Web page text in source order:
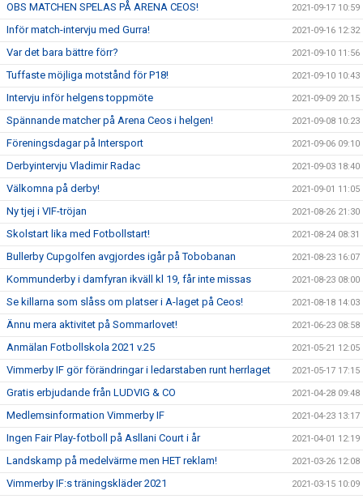
OBS MATCHEN SPELAS PÅ ARENA CEOS! 2021-09-17 10:59
Inför match-intervju med Gurra! 2021-09-16 12:32
Var det bara bättre förr? 2021-09-10 11:56
Tuffaste möjliga motstånd för P18! 2021-09-10 10:43
Intervju inför helgens toppmöte 2021-09-09 20:15
Spännande matcher på Arena Ceos i helgen! 2021-09-08 10:23
Föreningsdagar på Intersport 2021-09-06 09:10
Derbyintervju Vladimir Radac 2021-09-03 18:40
Välkomna på derby! 2021-09-01 11:05
Ny tjej i VIF-tröjan 2021-08-26 21:30
Skolstart lika med Fotbollstart! 2021-08-24 08:31
Bullerby Cupgolfen avgjordes igår på Tobobanan 2021-08-23 16:07
Kommunderby i damfyran ikväll kl 19, får inte missas 2021-08-23 08:00
Se killarna som slåss om platser i A-laget på Ceos! 2021-08-18 14:03
Ännu mera aktivitet på Sommarlovet! 2021-06-23 08:58
Anmälan Fotbollskola 2021 v.25 2021-05-21 12:05
Vimmerby IF gör förändringar i ledarstaben runt herrlaget 2021-05-17 17:15
Gratis erbjudande från LUDVIG & CO 2021-04-28 09:48
Medlemsinformation Vimmerby IF 2021-04-23 13:17
Ingen Fair Play-fotboll på Asllani Court i år 2021-04-01 12:19
Landskamp på medelvärme men HET reklam! 2021-03-26 12:08
Vimmerby IF:s träningskläder 2021 2021-03-15 10:09